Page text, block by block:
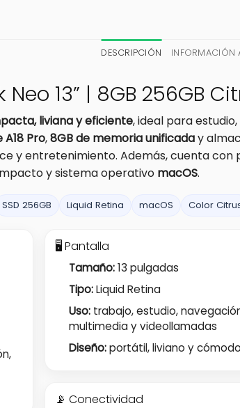
DESCRIPCIÓN INFORMACIÓN
13” | 8GB 256GB
liviana y eficiente, ideal para
Pro,8GB de memoria unificaday
y entretenimiento. Además, cuenta con
y sistema operativo macOS.
SSD 256GB Liquid Retina macOS Color
🖥️ Pantalla
Tamaño:13 pulgadas
Tipo:Liquid Retina
Uso: trabajo, estudio,
multimedia y videollamadas
Diseño:portátil, liviano y
📡 Conectividad